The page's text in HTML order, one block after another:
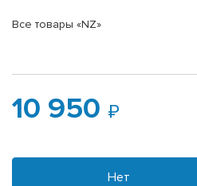
Все товары «NZ»
10 950
Нет